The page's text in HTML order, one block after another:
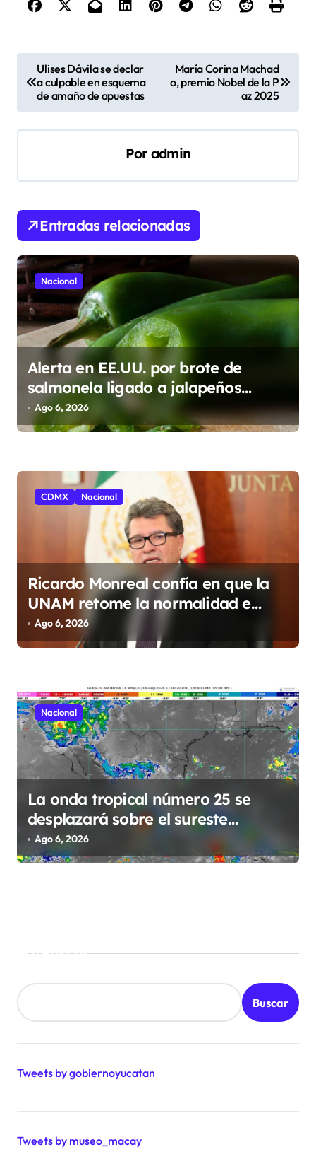
a
v
e
a
ó
n
d
e
e
a
a
Ulises Dávila se declar
a culpable en esquema
de amaño de apuestas
María Corina Machad
o, premio Nobel de la P
az 2025
Por admin
Entradas relacionadas
Nacional
Alerta en EE.UU. por brote de
salmonela ligado a jalapeños
mexicanos; reportan 345 casos
Ago 6, 2026
CDMX Nacional
Ricardo Monreal confía en que la
UNAM retome la normalidad e
inicie el semestre mediante el
diálogo
Ago 6, 2026
Nacional
La onda tropical número 25 se
desplazará sobre el sureste
mexicano
Ago 6, 2026
Buscar
Buscar
Tweets by gobiernoyucatan
Tweets by museo_macay